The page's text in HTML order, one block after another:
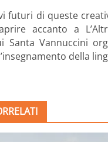
futuri di queste
accanto a
Santa Vannuccini
della